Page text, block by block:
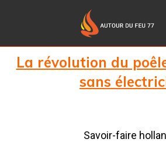
La révolution du
sans
Savoir-faire